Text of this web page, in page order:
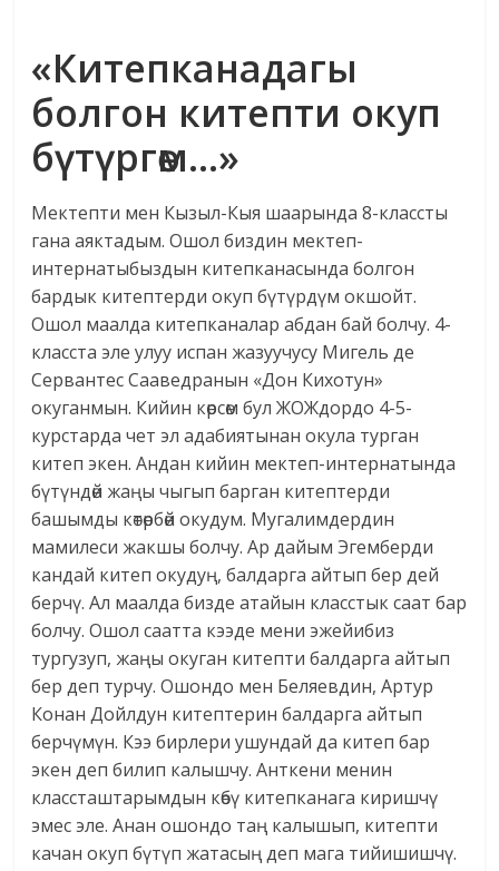
«Китепканадагы
болгон китепти окуп
бүтүргөм…»
Мектепти мен Кызыл-Кыя шаарында 8-классты
гана аяктадым. Ошол биздин мектеп-
интернатыбыздын китепканасында болгон
бардык китептерди окуп бүтүрдүм окшойт.
Ошол маалда китепканалар абдан бай болчу. 4-
класста эле улуу испан жазуучусу Мигель де
Сервантес Сааведранын «Дон Кихотун»
окуганмын. Кийин көрсөм бул ЖОЖдордо 4-5-
курстарда чет эл адабиятынан окула турган
китеп экен. Андан кийин мектеп-интернатында
бүтүндөй жаңы чыгып барган китептерди
башымды көтөрбөй окудум. Мугалимдердин
мамилеси жакшы болчу. Ар дайым Эгемберди
кандай китеп окудуң, балдарга айтып бер дей
берчү. Ал маалда бизде атайын класстык саат бар
болчу. Ошол саатта кээде мени эжейибиз
тургузуп, жаңы окуган китепти балдарга айтып
бер деп турчу. Ошондо мен Беляевдин, Артур
Конан Дойлдун китептерин балдарга айтып
берчүмүн. Кээ бирлери ушундай да китеп бар
экен деп билип калышчу. Анткени менин
классташтарымдын көбү китепканага киришчү
эмес эле. Анан ошондо таң калышып, китепти
качан окуп бүтүп жатасың деп мага тийишишчү.